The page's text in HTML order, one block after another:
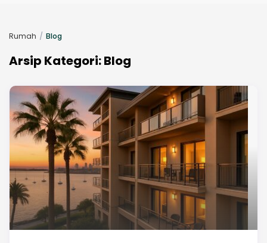
Rumah Blog
Arsip Kategori:Blog